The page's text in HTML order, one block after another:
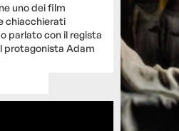
uno dei film
chiacchierati
parlato con il regista
protagonista Adam